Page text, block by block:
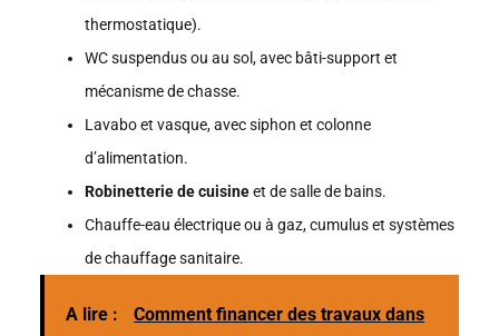
thermostatique).
WC suspendus ou au sol, avec bâti-support et
mécanisme de chasse.
Lavabo et vasque, avec siphon et colonne
d’alimentation.
Robinetterie de cuisineet de salle de bains.
Chauffe-eau électrique ou à gaz, cumulus et systèmes
de chauffage sanitaire.
A lire :
Comment financer des travaux dans